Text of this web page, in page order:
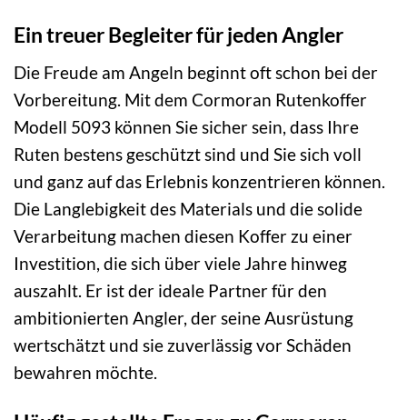
Ein treuer Begleiter für jeden Angler
Die Freude am Angeln beginnt oft schon bei der
Vorbereitung. Mit dem Cormoran Rutenkoffer
Modell 5093 können Sie sicher sein, dass Ihre
Ruten bestens geschützt sind und Sie sich voll
und ganz auf das Erlebnis konzentrieren können.
Die Langlebigkeit des Materials und die solide
Verarbeitung machen diesen Koffer zu einer
Investition, die sich über viele Jahre hinweg
auszahlt. Er ist der ideale Partner für den
ambitionierten Angler, der seine Ausrüstung
wertschätzt und sie zuverlässig vor Schäden
bewahren möchte.